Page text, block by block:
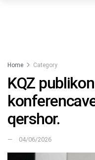
Home Category
KQZ
qershor.
04/06/2026